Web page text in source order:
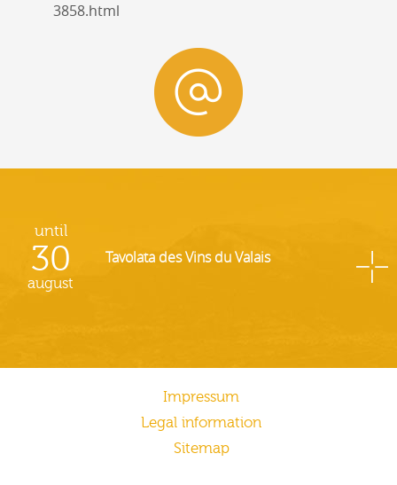
3858.html
until
30
august
Tavolata des Vins du Valais
Impressum
Legal information
Sitemap